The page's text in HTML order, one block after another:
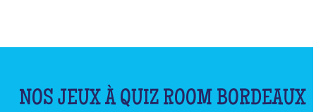
NOS JEUX À QUIZ ROOM BORDEAUX